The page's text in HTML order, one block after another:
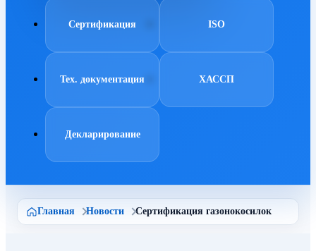
Сертификация ISO
Тех. документация ХАССП
Декларирование
Главная Новости Сертификация газонокосилок